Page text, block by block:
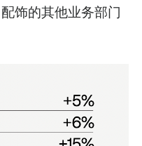
饰的其他业务部门